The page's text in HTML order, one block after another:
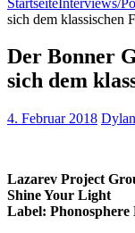
sich dem klassischen
Der Bonner
sich dem
4. Februar 2018
Lazarev Project
Shine Your Light
Label: Phonosphere